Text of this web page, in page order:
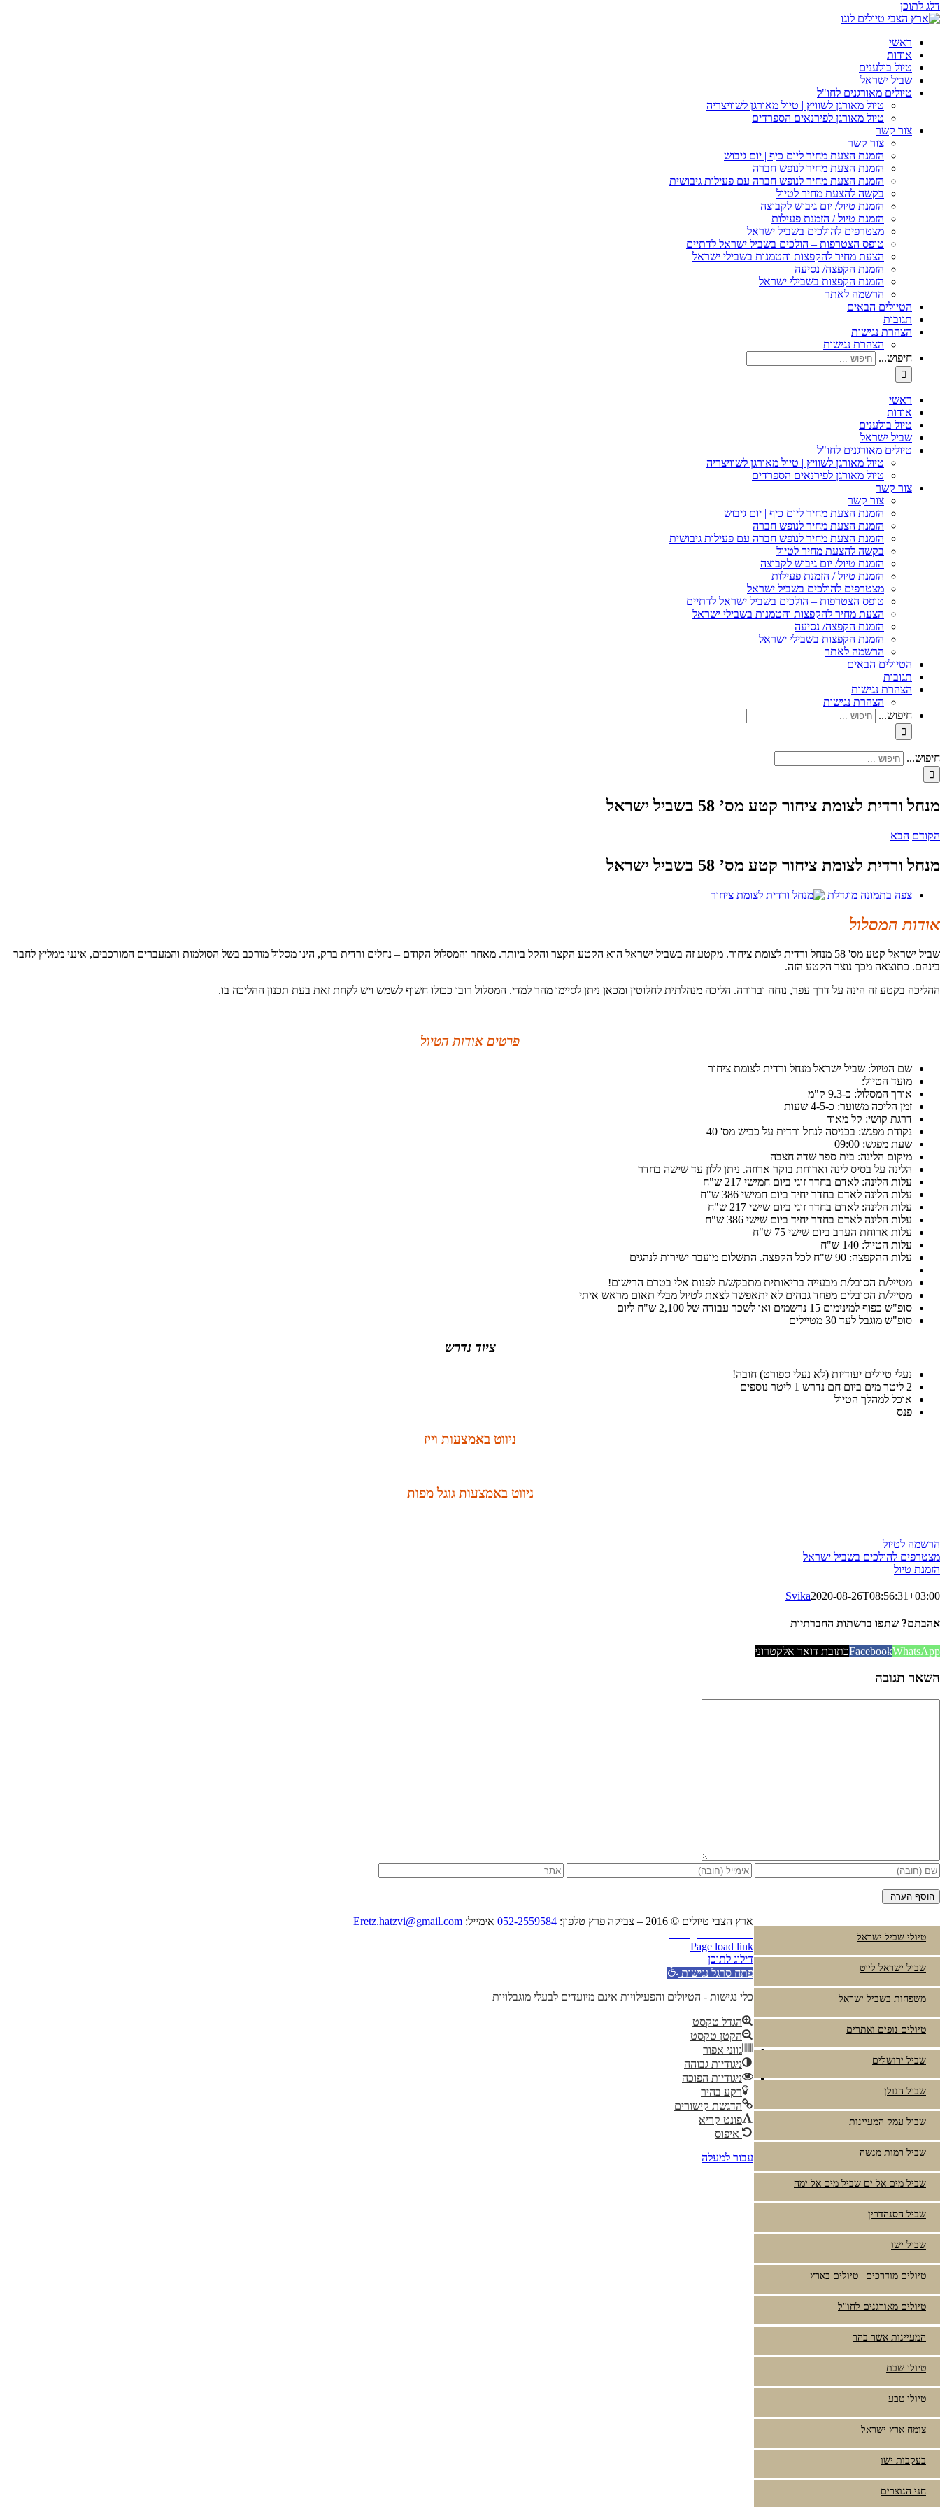
דלג לתוכן
ראשי
אודות
טיול בולענים
שביל ישראל
טיולים מאורגנים לחו"ל
טיול מאורגן לשוויץ | טיול מאורגן לשוויצריה
טיול מאורגן לפירנאים הספרדים
צור קשר
צור קשר
הזמנת הצעת מחיר ליום כיף | יום גיבוש
הזמנת הצעת מחיר לנופש חברה
הזמנת הצעת מחיר לנופש חברה עם פעילות גיבושית
בקשה להצעת מחיר לטיול
הזמנת טיול/ יום גיבוש לקבוצה
הזמנת טיול / הזמנת פעילות
מצטרפים להולכים בשביל ישראל
טופס הצטרפות – הולכים בשביל ישראל לדתיים
הצעת מחיר להקפצות והטמנות בשבילי ישראל
הזמנת הקפצה/ נסיעה
הזמנת הקפצות בשבילי ישראל
הרשמה לאתר
הטיולים הבאים
תגובות
הצהרת נגישות
הצהרת נגישות
חיפוש...
ראשי
אודות
טיול בולענים
שביל ישראל
טיולים מאורגנים לחו"ל
טיול מאורגן לשוויץ | טיול מאורגן לשוויצריה
טיול מאורגן לפירנאים הספרדים
צור קשר
צור קשר
הזמנת הצעת מחיר ליום כיף | יום גיבוש
הזמנת הצעת מחיר לנופש חברה
הזמנת הצעת מחיר לנופש חברה עם פעילות גיבושית
בקשה להצעת מחיר לטיול
הזמנת טיול/ יום גיבוש לקבוצה
הזמנת טיול / הזמנת פעילות
מצטרפים להולכים בשביל ישראל
טופס הצטרפות – הולכים בשביל ישראל לדתיים
הצעת מחיר להקפצות והטמנות בשבילי ישראל
הזמנת הקפצה/ נסיעה
הזמנת הקפצות בשבילי ישראל
הרשמה לאתר
הטיולים הבאים
תגובות
הצהרת נגישות
הצהרת נגישות
חיפוש...
חיפוש...
מנחל ורדית לצומת ציחור קטע מס’ 58 בשביל ישראל
הקודם הבא
מנחל ורדית לצומת ציחור קטע מס’ 58 בשביל ישראל
צפה בתמונה מוגדלת
אודות המסלול
שביל ישראל קטע מס' 58 מנחל ורדית לצומת ציחור. מקטע זה בשביל ישראל הוא הקטע הקצר והקל ביותר. מאחר והמסלול הקודם – נחלים ורדית ברק, הינו מסלול מורכב בשל הסולמות והמעברים המורכבים, אינני ממליץ לחבר
בינהם. כתוצאה מכך נוצר הקטע הזה.
ההליכה בקטע זה הינה על דרך עפר, נוחה וברורה. הליכה מנהלתית לחלוטין ומכאן ניתן לסיימו מהר למדי. המסלול רובו ככולו חשוף לשמש ויש לקחת זאת בעת תכנון ההליכה בו.
פרטים אודות הטיול
שם הטיול: שביל ישראל מנחל ורדית לצומת ציחור
מועד הטיול:
אורך המסלול: כ-9.3 ק"מ
זמן הליכה משוער: כ-4-5 שעות
דרגת קושי: קל מאוד
נקודת מפגש: בכניסה לנחל ורדית על כביש מס' 40
שעת מפגש: 09:00
מיקום הלינה: בית ספר שדה חצבה
הלינה על בסיס לינה וארוחת בוקר ארוזה. ניתן ללון עד שישה בחדר
עלות הלינה: לאדם בחדר זוגי ביום חמישי 217 ש"ח
עלות הלינה לאדם בחדר יחיד ביום חמישי 386 ש"ח
עלות הלינה: לאדם בחדר זוגי ביום שישי 217 ש"ח
עלות הלינה לאדם בחדר יחיד ביום שישי 386 ש"ח
עלות ארוחת הערב ביום שישי 75 ש"ח
עלות הטיול: 140 ש"ח
עלות ההקפצה: 90 ש"ח לכל הקפצה. התשלום מועבר ישירות לנהגים
מטייל/ת הסובל/ת מבעייה בריאותית מתבקש/ת לפנות אלי בטרם הרישום!
מטייל/ת הסובלים מפחד גבהים לא יתאפשר לצאת לטיול מבלי תאום מראש איתי
סופ"ש כפוף למינימום 15 נרשמים ואו לשכר עבודה של 2,100 ש"ח ליום
סופ"ש מוגבל לעד 30 מטיילים
ציוד נדרש
נעלי טיולים יעודיות (לא נעלי ספורט) חובה!
2 ליטר מים ביום חם נדרש 1 ליטר נוספים
אוכל למהלך הטיול
פנס
ניווט באמצעות וייז
ניווט באמצעות גוגל מפות
הרשמה לטיול
מצטרפים להולכים בשביל ישראל
הזמנת טיול
Svika2020-08-26T08:56:31+03:00
אהבתם? שתפו ברשתות החברתיות
FacebookWhatsApp כתובת דואר אלקטרוני
השאר תגובה
טיולי שביל ישראל
שביל ישראל לייט
משפחות בשביל ישראל
טיולים נופים ואתרים
שביל ירושלים
שביל הגולן
שביל עמק המעיינות
שביל רמות מנשה
שביל מים אל ים שביל מים אל ימה
שביל הסנהדרין
שביל ישו
טיולים מודרכים | טיולים בארץ
טיולים מאורגנים לחו"ל
המעיינות אשר בהר
טיולי שבת
טיולי טבע
צומח ארץ ישראל
בעקבות ישו
חגי הנוצרים
ארץ הצבי טיולים © 2016 – צביקה פרץ טלפון: 052-2559584 אימייל: Eretz.hatzvi@gmail.com
Page load link
דילוג לתוכן
פתח סרגל נגישות
כלי נגישות - הטיולים והפעילויות אינם מיועדים לבעלי מוגבלויות
הגדל טקסט
הקטן טקסט
גווני אפור
ניגודיות גבוהה
ניגודיות הפוכה
רקע בהיר
הדגשת קישורים
פונט קריא
איפוס
עבור למעלה